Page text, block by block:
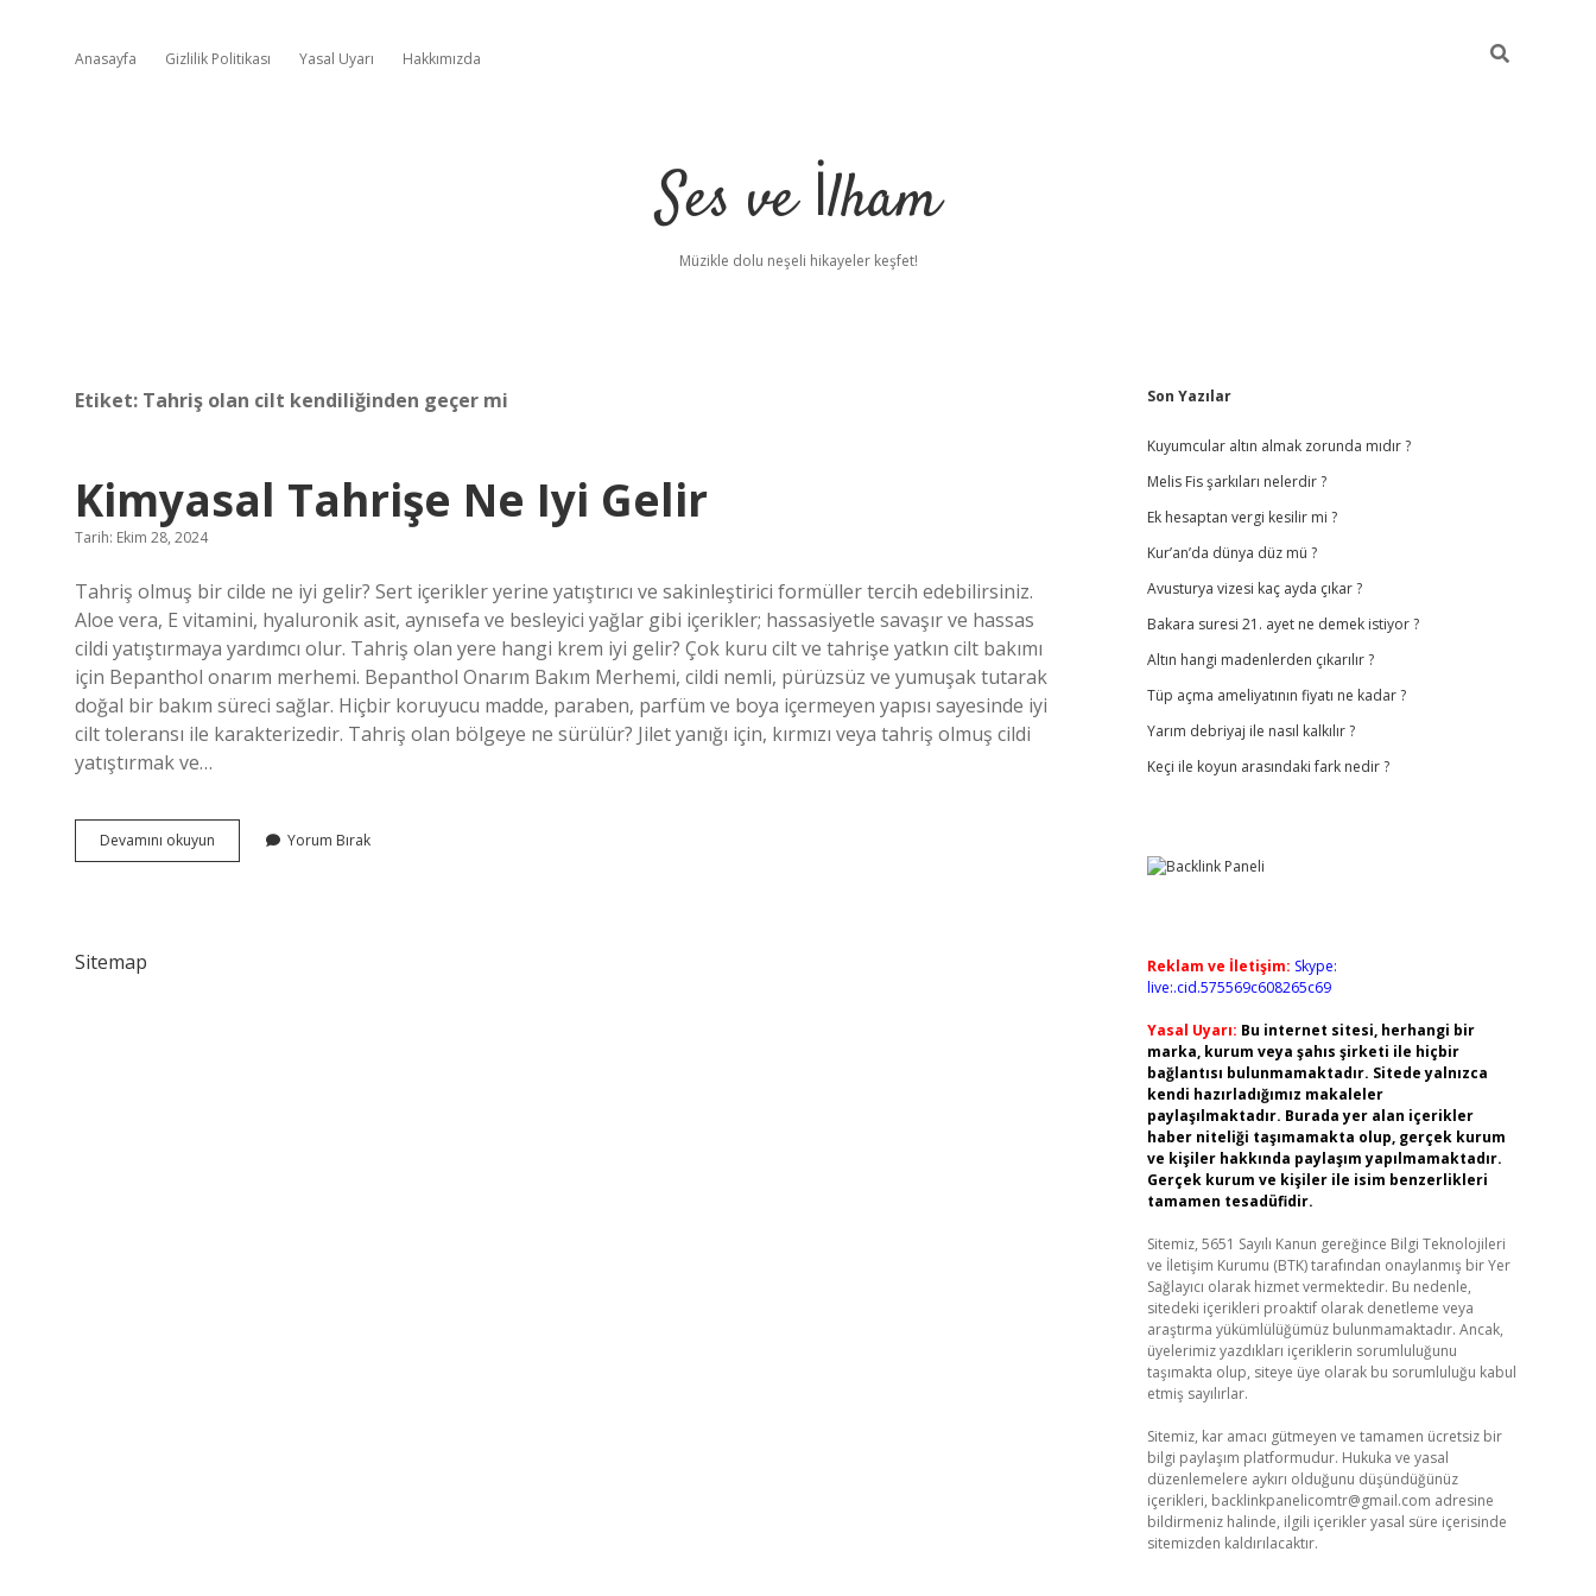
Anasayfa Gizlilik Politikası Yasal Uyarı Hakkımızda
Ses ve İlham
Müzikle dolu neşeli hikayeler keşfet!
Etiket: Tahriş olan cilt kendiliğinden geçer mi
Kimyasal Tahrişe Ne Iyi Gelir
Tarih: Ekim 28, 2024
Tahriş olmuş bir cilde ne iyi gelir? Sert içerikler yerine yatıştırıcı ve sakinleştirici formüller tercih edebilirsiniz.
Aloe vera, E vitamini, hyaluronik asit, aynısefa ve besleyici yağlar gibi içerikler; hassasiyetle savaşır ve hassas
cildi yatıştırmaya yardımcı olur. Tahriş olan yere hangi krem iyi gelir? Çok kuru cilt ve tahrişe yatkın cilt bakımı
için Bepanthol onarım merhemi. Bepanthol Onarım Bakım Merhemi, cildi nemli, pürüzsüz ve yumuşak tutarak
doğal bir bakım süreci sağlar. Hiçbir koruyucu madde, paraben, parfüm ve boya içermeyen yapısı sayesinde iyi
cilt toleransı ile karakterizedir. Tahriş olan bölgeye ne sürülür? Jilet yanığı için, kırmızı veya tahriş olmuş cildi
yatıştırmak ve…
Devamını okuyun Kimyasal
Tahrişe
Yorum Bırak
Sitemap
Sidebar
Son Yazılar
Kuyumcular altın almak zorunda mıdır ?
Melis Fis şarkıları nelerdir ?
Ek hesaptan vergi kesilir mi ?
Kur’an’da dünya düz mü ?
Avusturya vizesi kaç ayda çıkar ?
Bakara suresi 21. ayet ne demek istiyor ?
Altın hangi madenlerden çıkarılır ?
Tüp açma ameliyatının fiyatı ne kadar ?
Yarım debriyaj ile nasıl kalkılır ?
Keçi ile koyun arasındaki fark nedir ?
Reklam ve İletişim: Skype:
live:.cid.575569c608265c69
Yasal Uyarı: Bu internet sitesi, herhangi bir
marka, kurum veya şahıs şirketi ile hiçbir
bağlantısı bulunmamaktadır. Sitede yalnızca
kendi hazırladığımız makaleler
paylaşılmaktadır. Burada yer alan içerikler
haber niteliği taşımamakta olup, gerçek kurum
ve kişiler hakkında paylaşım yapılmamaktadır.
Gerçek kurum ve kişiler ile isim benzerlikleri
tamamen tesadüfidir.
Sitemiz, 5651 Sayılı Kanun gereğince Bilgi Teknolojileri
ve İletişim Kurumu (BTK) tarafından onaylanmış bir Yer
Sağlayıcı olarak hizmet vermektedir. Bu nedenle,
sitedeki içerikleri proaktif olarak denetleme veya
araştırma yükümlülüğümüz bulunmamaktadır. Ancak,
üyelerimiz yazdıkları içeriklerin sorumluluğunu
taşımakta olup, siteye üye olarak bu sorumluluğu kabul
etmiş sayılırlar.
Sitemiz, kar amacı gütmeyen ve tamamen ücretsiz bir
bilgi paylaşım platformudur. Hukuka ve yasal
düzenlemelere aykırı olduğunu düşündüğünüz
içerikleri, backlinkpanelicomtr@gmail.com adresine
bildirmeniz halinde, ilgili içerikler yasal süre içerisinde
sitemizden kaldırılacaktır.